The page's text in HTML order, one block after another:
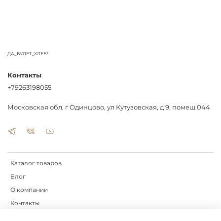
ДА_БУДЕТ_ХЛЕБ!
Каталог товаров
Блог
О компании
Контакты
Контакты
+79263198055
Московская обл, г Одинцово, ул Кутузовская, д 9, помещ 044